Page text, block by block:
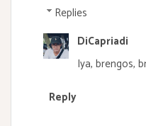
Replies
DiCapriadi
Iya, brengos,
Reply